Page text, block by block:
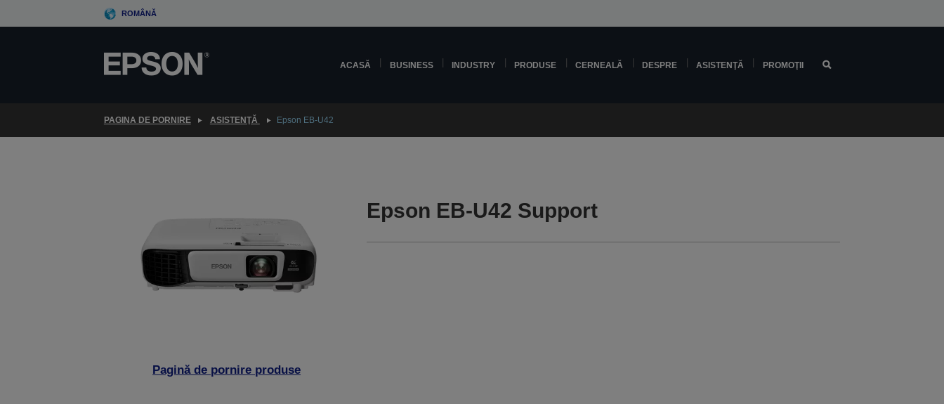
to
ROMÂNĂ
ACASĂ BUSINESS INDUSTRY PRODUSE CERNEALĂ DESPRE ASISTENŢĂ PROMOŢII
PAGINA DE PORNIRE ASISTENŢĂ Epson EB-U42
Pagină de pornire produse
Epson EB-U42 Support